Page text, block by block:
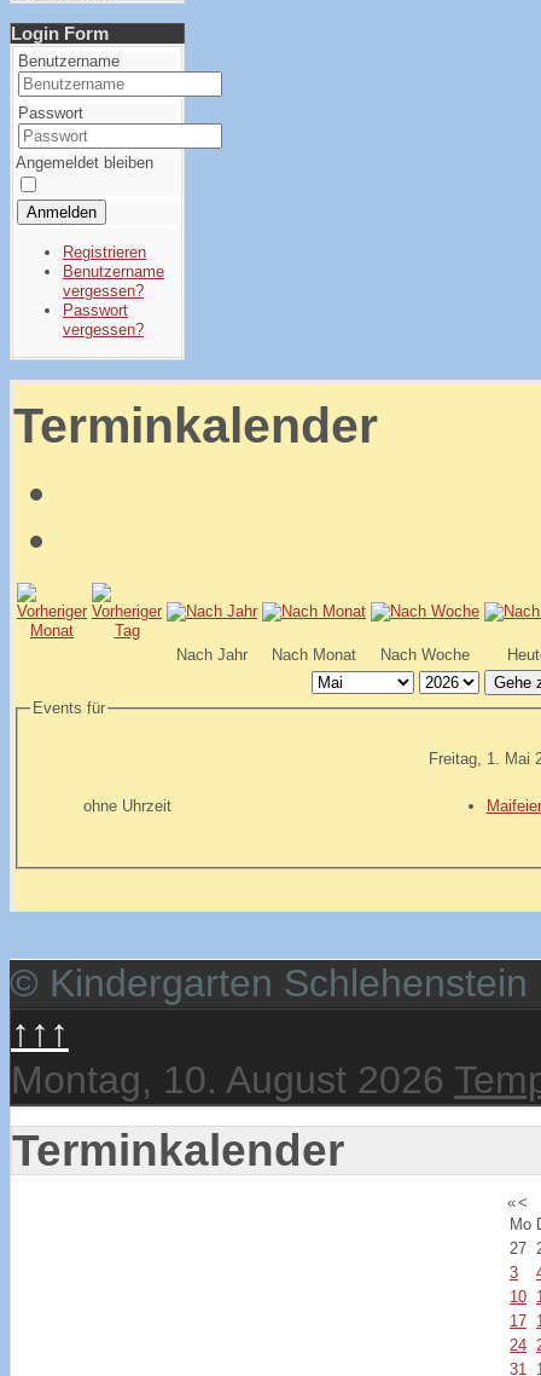
Login Form
Benutzername
Passwort
Angemeldet bleiben
Anmelden
Registrieren
Benutzername
vergessen?
Passwort
vergessen?
Terminkalender
Nach Jahr Nach Monat Nach Woche
Gehe
Events für
Freitag, 1. Mai
ohne Uhrzeit
© Kindergarten Schlehenstein
↑↑↑
Montag, 10. August 2026
Terminkalender
«<
Mo
27
3
10
17
24
31